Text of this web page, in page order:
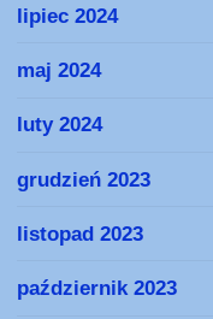
lipiec 2024
maj 2024
luty 2024
grudzień 2023
listopad 2023
październik 2023